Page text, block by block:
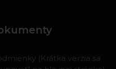
(Krátka verzia sa